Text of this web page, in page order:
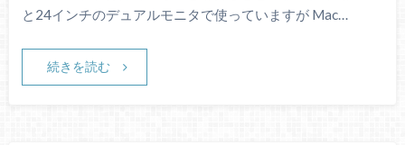
と24インチのデュアルモニタで使っていますが Mac…
続きを読む